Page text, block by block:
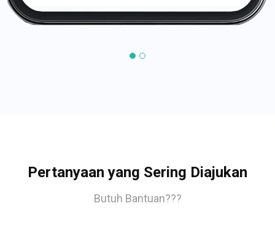
Pertanyaan yang Sering Diajukan
Butuh Bantuan???